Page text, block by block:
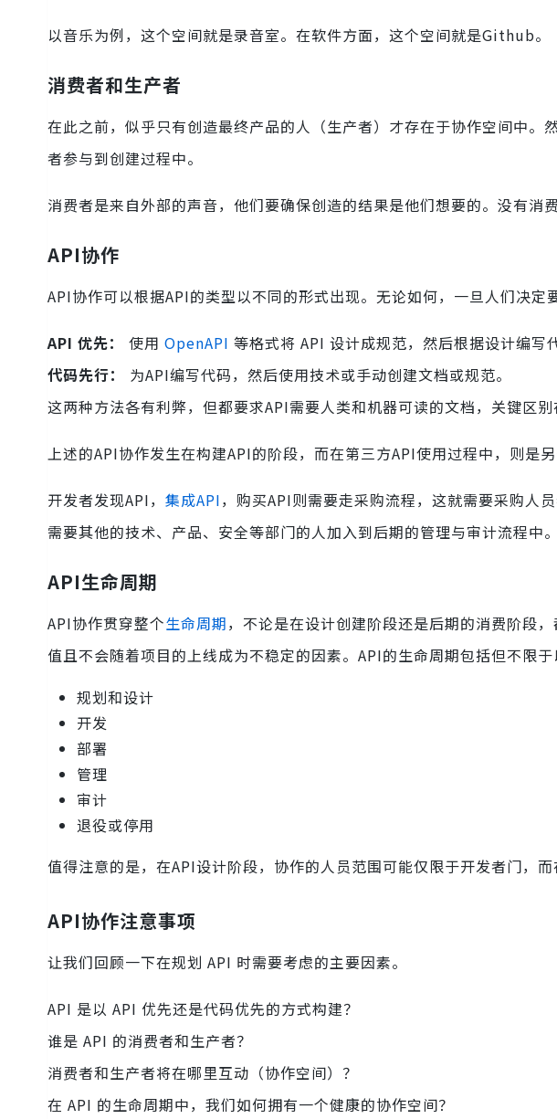
以音乐为例，这个空间就是录音室。在软件方面，这个空间就是Github。
消费者和生产者
在此之前，似乎只有创造最终产品的人（生产者）才存在于协作空间中。
者参与到创建过程中。
消费者是来自外部的声音，他们要确保创造的结果是他们想要的。没有消
API协作
API协作可以根据API的类型以不同的形式出现。无论如何，一旦人们决
API 优先： 使用 OpenAPI 等格式将 API 设计成规范，然后根据设计编写
代码先行：
为API编写代码，然后使用技术或手动创建文档或规范。
这两种方法各有利弊，但都要求API需要人类和机器可读的文档，关键区别
上述的API协作发生在构建API的阶段，而在第三方API使用过程中，则是另
开发者发现API， 集成API，购买API则需要走采购流程，这就需要采购人
需要其他的技术、产品、安全等部门的人加入到后期的管理与审计流程中。
API生命周期
API协作贯穿整个生命周期，不论是在设计创建阶段还是后期的消费阶段
值且不会随着项目的上线成为不稳定的因素。API的生命周期包括但不限于
规划和设计
开发
部署
管理
审计
退役或停用
值得注意的是，在API设计阶段，协作的人员范围可能仅限于开发者门，
API协作注意事项
让我们回顾一下在规划 API 时需要考虑的主要因素。
API 是以 API 优先还是代码优先的方式构建？
谁是 API 的消费者和生产者？
消费者和生产者将在哪里互动（协作空间）？
在 API 的生命周期中，我们如何拥有一个健康的协作空间？